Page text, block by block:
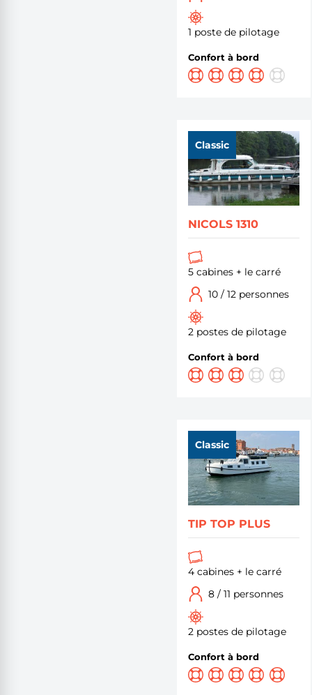
1 poste de pilotage
Confort à bord
Classic
NICOLS 1310
5 cabines + le carré
10 / 12 personnes
2 postes de pilotage
Confort à bord
Classic
TIP TOP PLUS
4 cabines + le carré
8 / 11 personnes
2 postes de pilotage
Confort à bord